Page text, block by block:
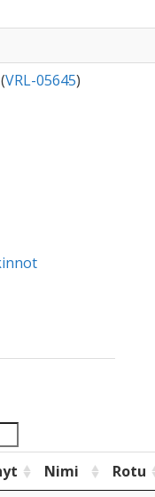
VRL-05645)
Nimi Rotu